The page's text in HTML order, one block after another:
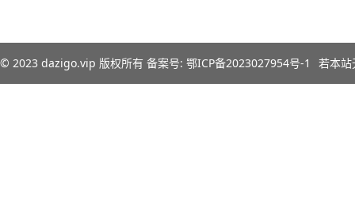
© 2023 dazigo.vip 版权所有 备案号: 鄂ICP备2023027954号-1 若本